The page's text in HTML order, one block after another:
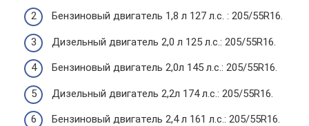
Бензиновый двигатель 1,8 л 127 л.с. : 205/55R16.
Дизельный двигатель 2,0 л 125 л.с.: 205/55R16.
Бензиновый двигатель 2,0л 145 л.с.: 205/55R16.
Дизельный двигатель 2,2л 174 л.с.: 205/55R16.
Бензиновый двигатель 2,4 л 161 л.с.: 205/55R16.